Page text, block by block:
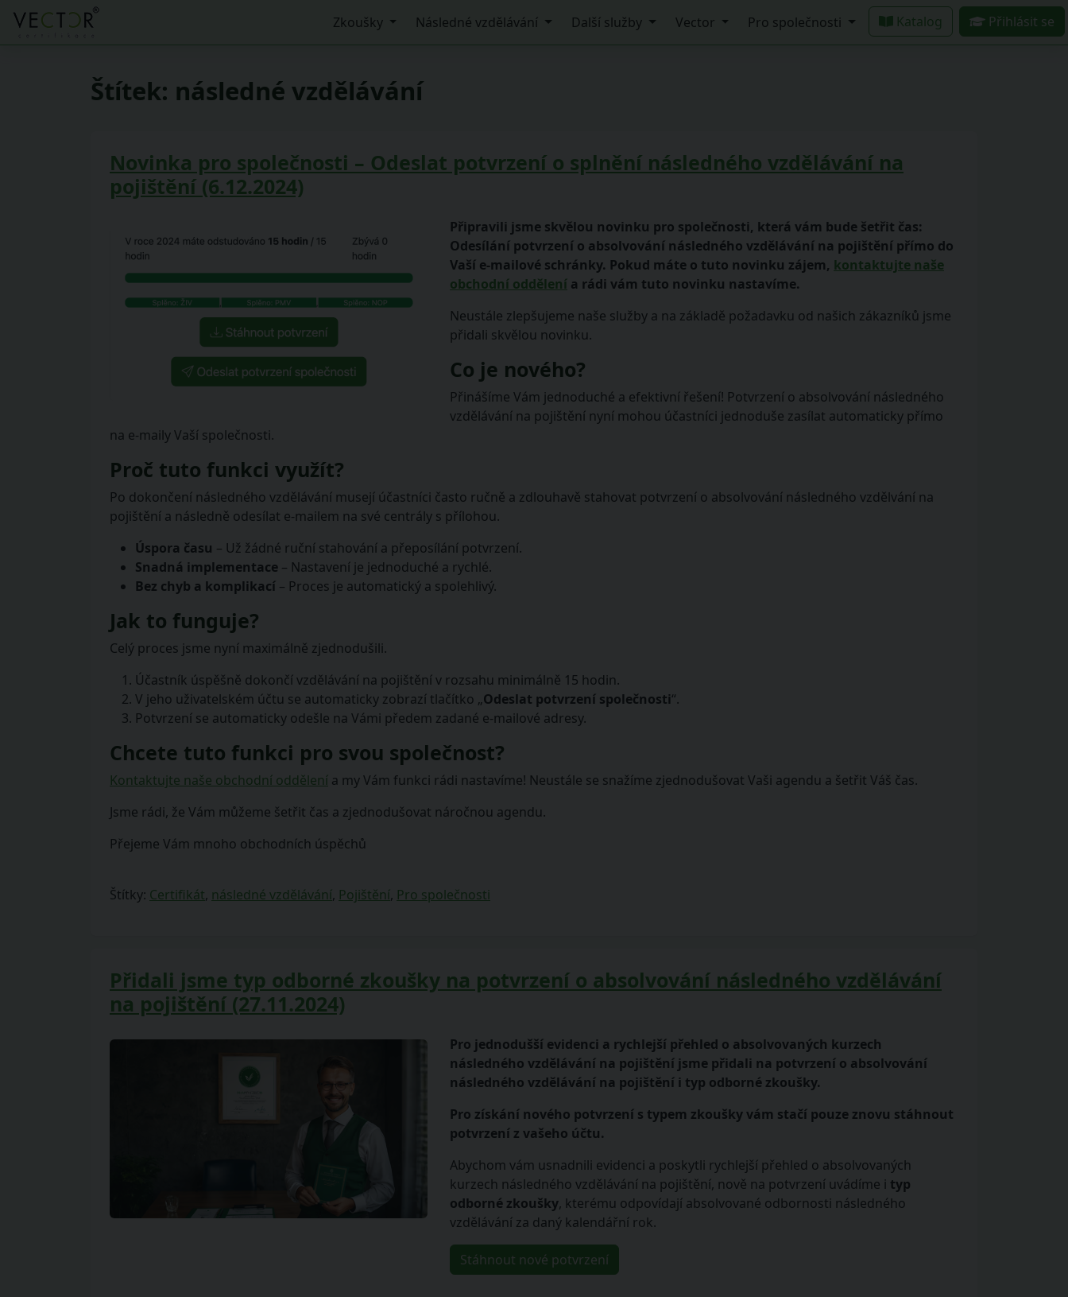
Zkoušky Následné vzdělávání Další služby Vector Pro společnosti Katalog Přihlásit se
Štítek: následné vzdělávání
Novinka pro společnosti – Odeslat potvrzení o splnění následného vzdělávání na
pojištění (6.12.2024)
Připravili jsme skvělou novinku pro společnosti, která vám bude šetřit čas:
Odesílání potvrzení o absolvování následného vzdělávání na pojištění přímo do
Vaší e-mailové schránky. Pokud máte o tuto novinku zájem, kontaktujte naše
obchodní oddělení a rádi vám tuto novinku nastavíme.
Neustále zlepšujeme naše služby a na základě požadavku od našich zákazníků jsme
přidali skvělou novinku.
Co je nového?
Přinášíme Vám jednoduché a efektivní řešení! Potvrzení o absolvování následného
vzdělávání na pojištění nyní mohou účastníci jednoduše zasílat automaticky přímo
na e-maily Vaší společnosti.
Proč tuto funkci využít?
Po dokončení následného vzdělávání musejí účastníci často ručně a zdlouhavě stahovat potvrzení o absolvování následného vzdělvání na
pojištění a následně odesílat e-mailem na své centrály s přílohou.
Úspora času – Už žádné ruční stahování a přeposílání potvrzení.
Snadná implementace – Nastavení je jednoduché a rychlé.
Bez chyb a komplikací – Proces je automatický a spolehlivý.
Jak to funguje?
Celý proces jsme nyní maximálně zjednodušili.
Účastník úspěšně dokončí vzdělávání na pojištění v rozsahu minimálně 15 hodin.
V jeho uživatelském účtu se automaticky zobrazí tlačítko „Odeslat potvrzení společnosti“.
Potvrzení se automaticky odešle na Vámi předem zadané e-mailové adresy.
Chcete tuto funkci pro svou společnost?
Kontaktujte naše obchodní oddělení a my Vám funkci rádi nastavíme! Neustále se snažíme zjednodušovat Vaši agendu a šetřit Váš čas.
Jsme rádi, že Vám můžeme šetřit čas a zjednodušovat náročnou agendu.
Přejeme Vám mnoho obchodních úspěchů
Štítky: Certifikát, následné vzdělávání, Pojištění, Pro společnosti
Přidali jsme typ odborné zkoušky na potvrzení o absolvování následného vzdělávání
na pojištění (27.11.2024)
Pro jednodušší evidenci a rychlejší přehled o absolvovaných kurzech
následného vzdělávání na pojištění jsme přidali na potvrzení o absolvování
následného vzdělávání na pojištění i typ odborné zkoušky.
Pro získání nového potvrzení s typem zkoušky vám stačí pouze znovu stáhnout
potvrzení z vašeho účtu.
Abychom vám usnadnili evidenci a poskytli rychlejší přehled o absolvovaných
kurzech následného vzdělávání na pojištění, nově na potvrzení uvádíme i typ
odborné zkoušky, kterému odpovídají absolvované odbornosti následného
vzdělávání za daný kalendářní rok.
Stáhnout nové potvrzení